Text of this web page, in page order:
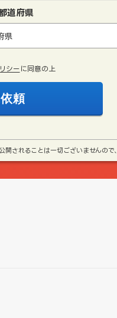
道府県
シー に同意の上
開されることは一切ございませんの